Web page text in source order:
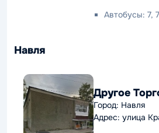
Автобусы: 7,
Навля
Другое
Город: Навля
Адрес: улица